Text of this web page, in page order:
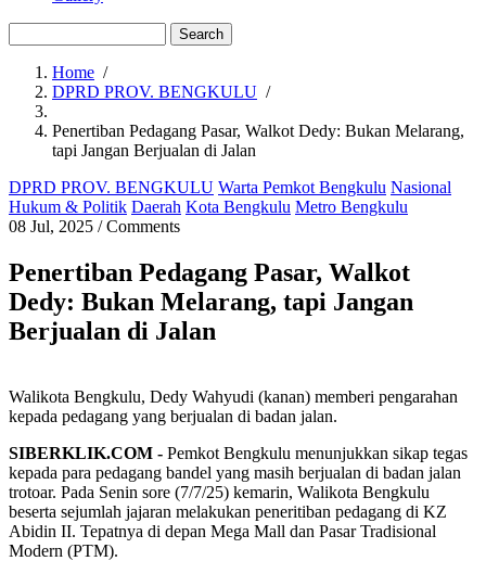
second
Breadcrumb
Home /
DPRD PROV. BENGKULU /
Penertiban Pedagang Pasar, Walkot Dedy: Bukan Melarang,
tapi Jangan Berjualan di Jalan
DPRD PROV. BENGKULU Warta Pemkot Bengkulu Nasional
Hukum & Politik Daerah Kota Bengkulu Metro Bengkulu
08 Jul, 2025 /Comments
Penertiban Pedagang Pasar, Walkot
Dedy: Bukan Melarang, tapi Jangan
Berjualan di Jalan
Walikota Bengkulu, Dedy Wahyudi (kanan) memberi pengarahan
kepada pedagang yang berjualan di badan jalan.
SIBERKLIK.COM - Pemkot Bengkulu menunjukkan sikap tegas
kepada para pedagang bandel yang masih berjualan di badan jalan
trotoar. Pada Senin sore (7/7/25) kemarin, Walikota Bengkulu
beserta sejumlah jajaran melakukan peneritiban pedagang di KZ
Abidin II. Tepatnya di depan Mega Mall dan Pasar Tradisional
Modern (PTM).